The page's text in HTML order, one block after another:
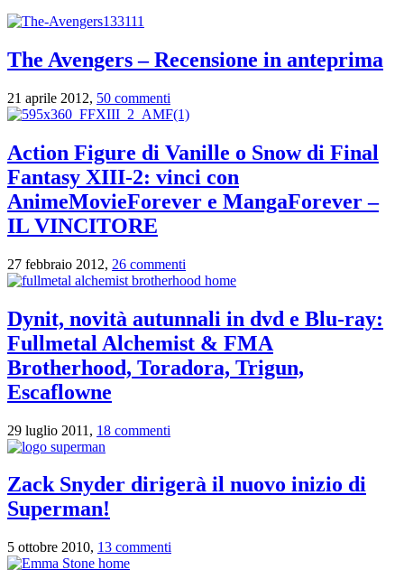
The Avengers – Recensione in anteprima
21 aprile 2012, 50 commenti
Action Figure di Vanille o Snow di Final
Fantasy XIII-2: vinci con
AnimeMovieForever e MangaForever –
IL VINCITORE
27 febbraio 2012, 26 commenti
Dynit, novità autunnali in dvd e Blu-ray:
Fullmetal Alchemist & FMA
Brotherhood, Toradora, Trigun,
Escaflowne
29 luglio 2011, 18 commenti
Zack Snyder dirigerà il nuovo inizio di
Superman!
5 ottobre 2010, 13 commenti